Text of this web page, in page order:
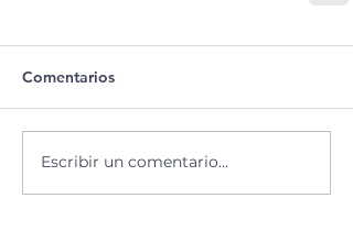
Comentarios
Escribir un comentario...